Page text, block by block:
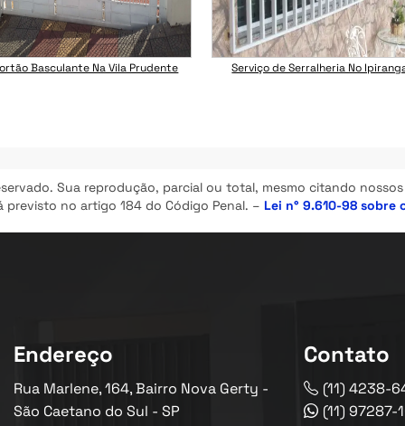
Basculante Na Vila Prudente Serviço de Serralheria No
Sua reprodução, parcial ou total, mesmo citando
previsto no artigo 184 do Código Penal. – Lei n° 9.610-98 sobre
Endereço
Rua Marlene, 164, Bairro Nova Gerty -
São Caetano do Sul - SP
Contato
(11) 4238-
(11) 97287-